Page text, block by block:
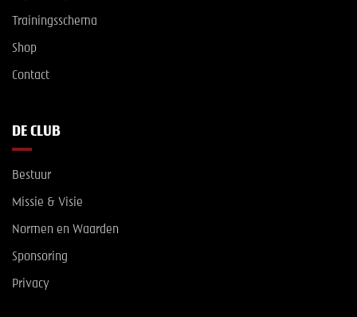
Trainingsschema
Shop
Contact
DE CLUB
Bestuur
Missie & Visie
Normen en Waarden
Sponsoring
Privacy